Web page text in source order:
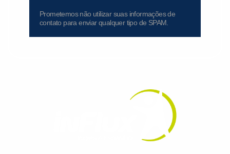
Prometemos não utilizar suas informações de
contato para enviar qualquer tipo de SPAM.